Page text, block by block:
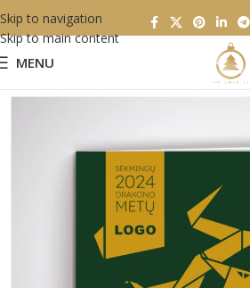
Skip to navigation
Skip to main content
MENU